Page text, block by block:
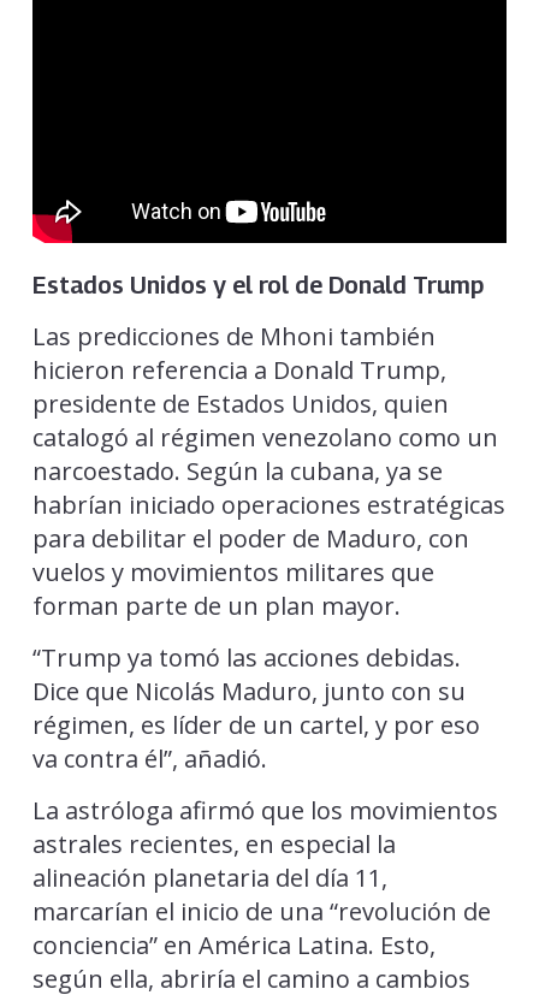
Estados Unidos y el rol de Donald Trump
Las predicciones de Mhoni también
hicieron referencia a Donald Trump,
presidente de Estados Unidos, quien
catalogó al régimen venezolano como un
narcoestado. Según la cubana, ya se
habrían iniciado operaciones estratégicas
para debilitar el poder de Maduro, con
vuelos y movimientos militares que
forman parte de un plan mayor.
“Trump ya tomó las acciones debidas.
Dice que Nicolás Maduro, junto con su
régimen, es líder de un cartel, y por eso
va contra él”, añadió.
La astróloga afirmó que los movimientos
astrales recientes, en especial la
alineación planetaria del día 11,
marcarían el inicio de una “revolución de
conciencia” en América Latina. Esto,
según ella, abriría el camino a cambios